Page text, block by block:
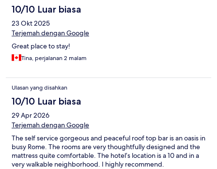
10/10 Luar biasa
23 Okt 2025
Terjemah dengan Google
Great place to stay!
Tina, perjalanan 2 malam
Ulasan yang disahkan
10/10 Luar biasa
29 Apr 2026
Terjemah dengan Google
The self service gorgeous and peaceful roof top bar is an oasis in
busy Rome. The rooms are very thoughtfully designed and the
mattress quite comfortable. The hotel’s location is a 10 and in a
very walkable neighborhood. I highly recommend.